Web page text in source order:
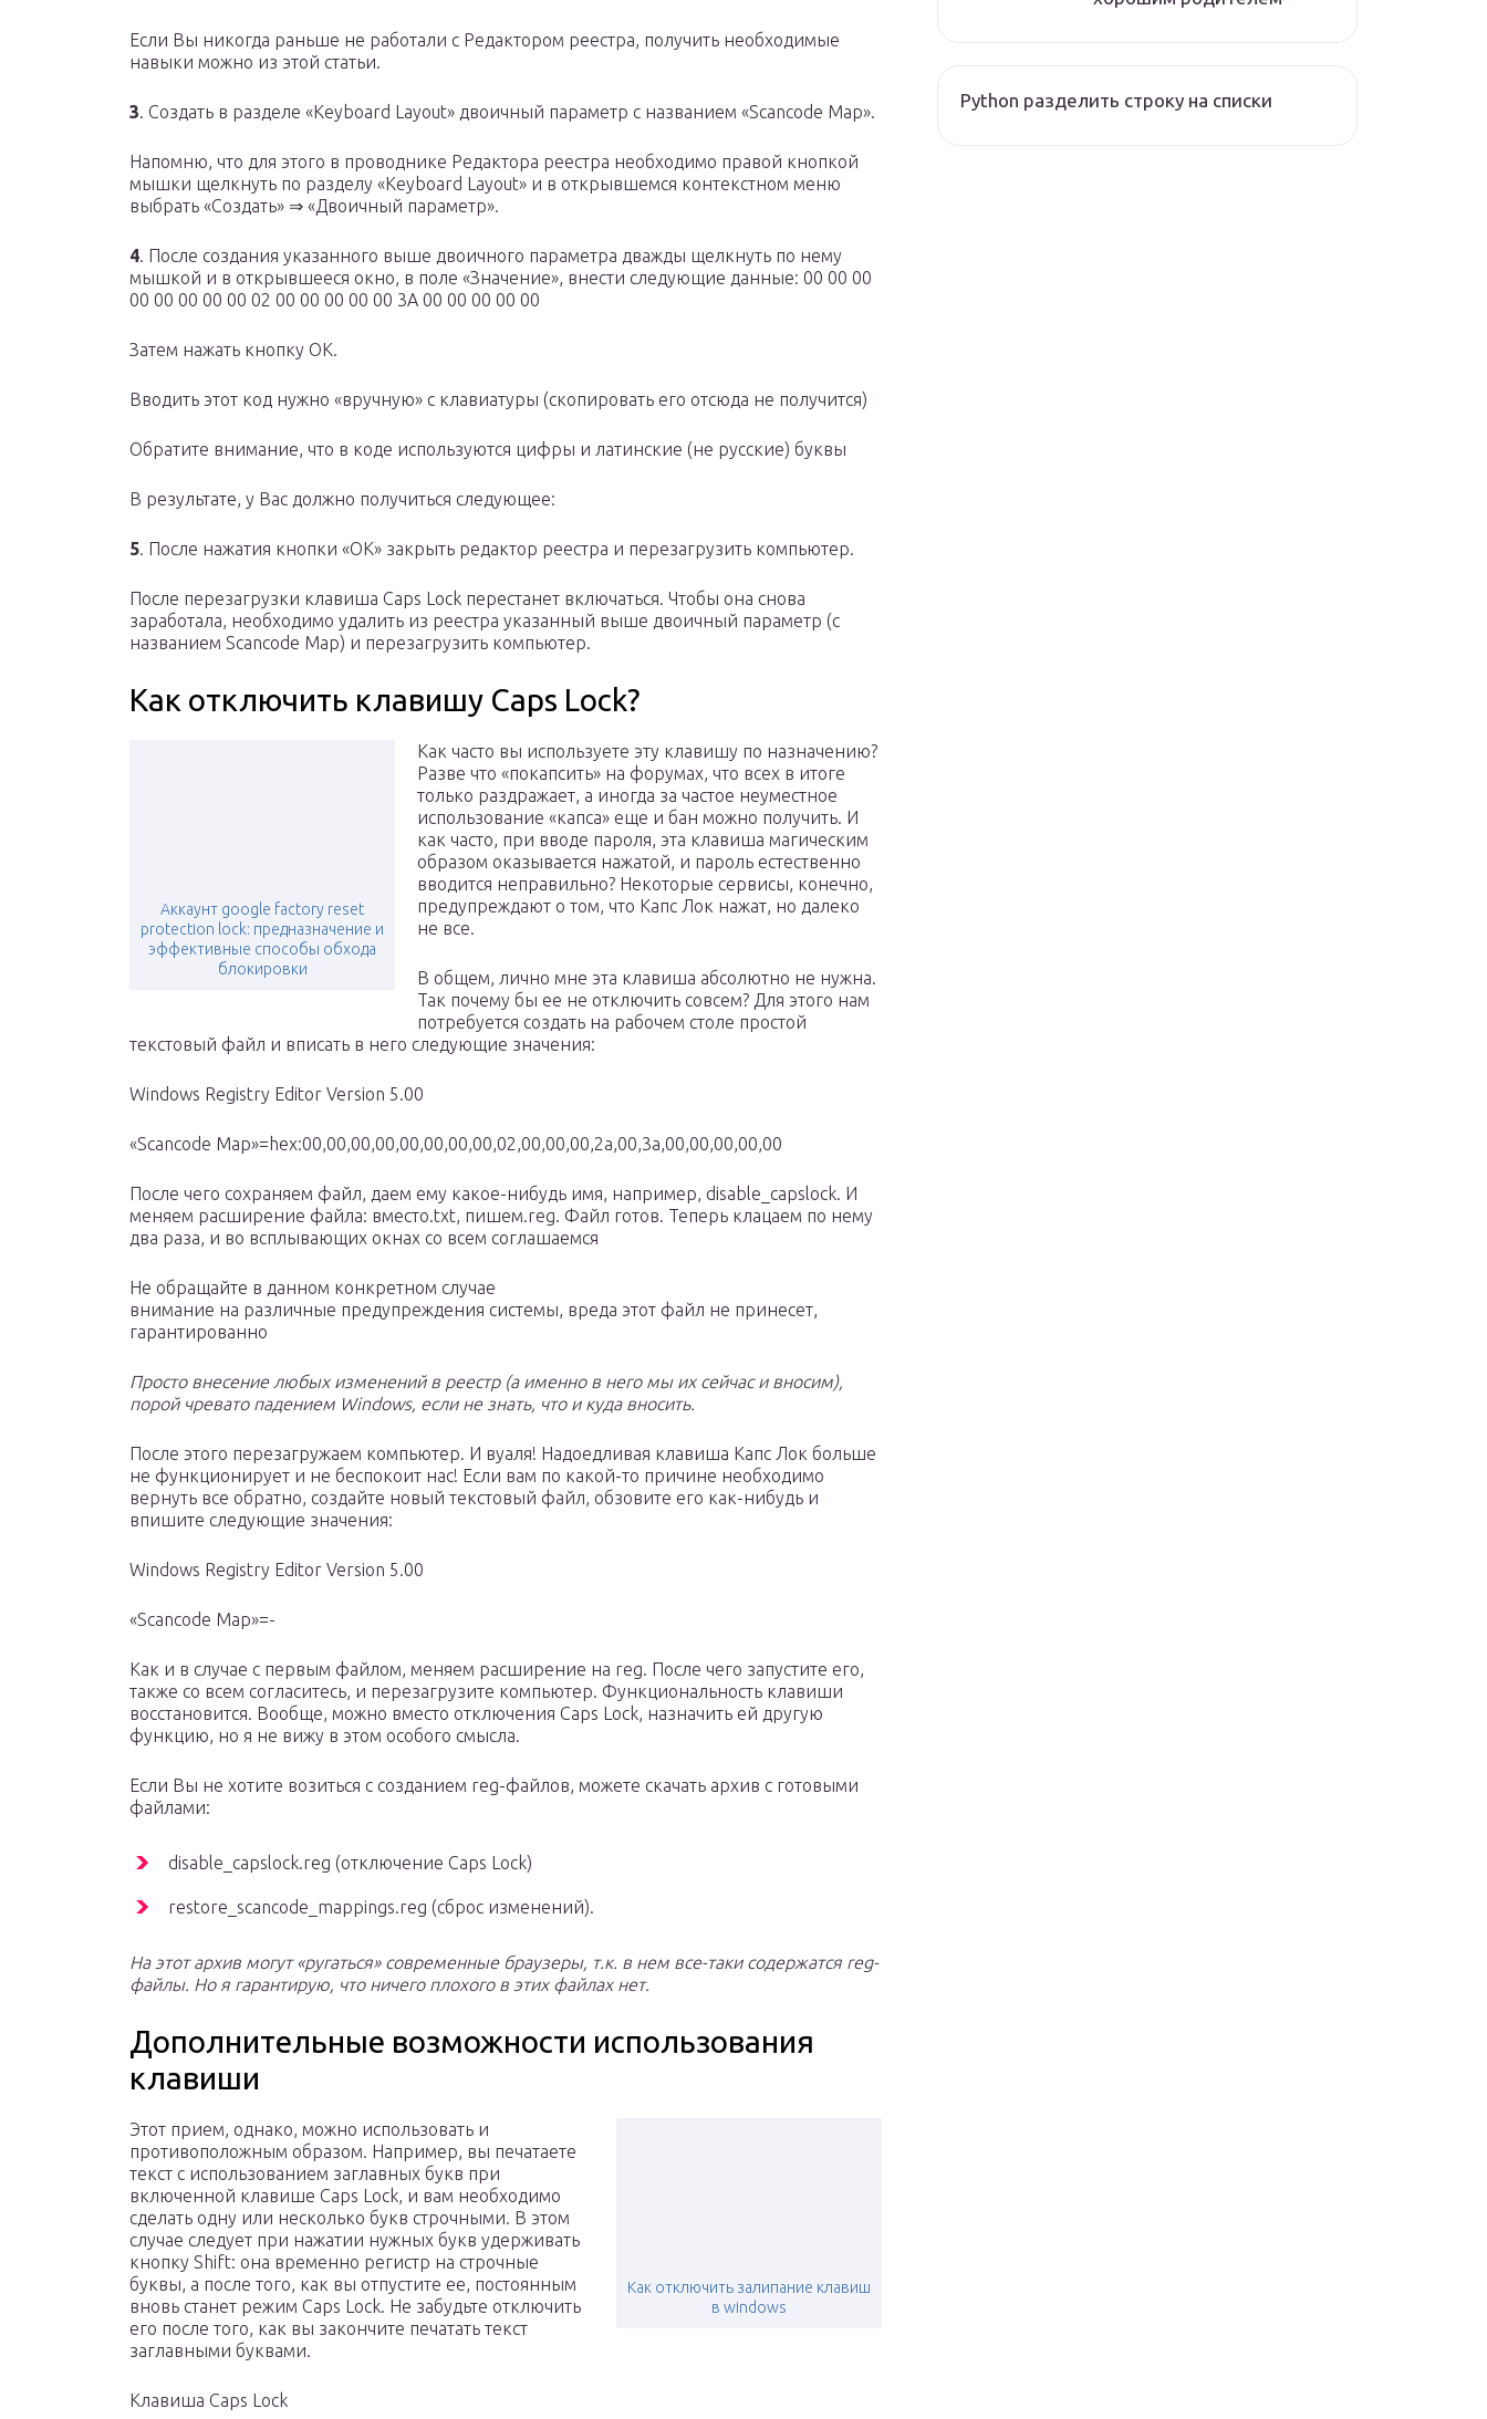
Если Вы никогда раньше не работали с Редактором реестра, получить необходимые
навыки можно из этой статьи.
3. Создать в разделе «Keyboard Layout» двоичный параметр с названием «Scancode Map».
Напомню, что для этого в проводнике Редактора реестра необходимо правой кнопкой
мышки щелкнуть по разделу «Keyboard Layout» и в открывшемся контекстном меню
выбрать «Создать» ⇒ «Двоичный параметр».
4. После создания указанного выше двоичного параметра дважды щелкнуть по нему
мышкой и в открывшееся окно, в поле «Значение», внести следующие данные: 00 00 00
00 00 00 00 00 02 00 00 00 00 00 3A 00 00 00 00 00
Затем нажать кнопку ОК.
Вводить этот код нужно «вручную» с клавиатуры (скопировать его отсюда не получится)
Обратите внимание, что в коде используются цифры и латинские (не русские) буквы
В результате, у Вас должно получиться следующее:
5. После нажатия кнопки «ОК» закрыть редактор реестра и перезагрузить компьютер.
После перезагрузки клавиша Caps Lock перестанет включаться. Чтобы она снова
заработала, необходимо удалить из реестра указанный выше двоичный параметр (с
названием Scancode Map) и перезагрузить компьютер.
Как отключить клавишу Caps Lock?
Аккаунт google factory reset
protection lock: предназначение и
эффективные способы обхода
блокировки
Как часто вы используете эту клавишу по назначению?
Разве что «покапсить» на форумах, что всех в итоге
только раздражает, а иногда за частое неуместное
использование «капса» еще и бан можно получить. И
как часто, при вводе пароля, эта клавиша магическим
образом оказывается нажатой, и пароль естественно
вводится неправильно? Некоторые сервисы, конечно,
предупреждают о том, что Капс Лок нажат, но далеко
не все.
В общем, лично мне эта клавиша абсолютно не нужна.
Так почему бы ее не отключить совсем? Для этого нам
потребуется создать на рабочем столе простой
текстовый файл и вписать в него следующие значения:
Windows Registry Editor Version 5.00
«Scancode Map»=hex:00,00,00,00,00,00,00,00,02,00,00,00,2a,00,3a,00,00,00,00,00
После чего сохраняем файл, даем ему какое-нибудь имя, например, disable_capslock. И
меняем расширение файла: вместо.txt, пишем.reg. Файл готов. Теперь клацаем по нему
два раза, и во всплывающих окнах со всем соглашаемся
Не обращайте в данном конкретном случае
внимание на различные предупреждения системы, вреда этот файл не принесет,
гарантированно
Просто внесение любых изменений в реестр (а именно в него мы их сейчас и вносим),
порой чревато падением Windows, если не знать, что и куда вносить.
После этого перезагружаем компьютер. И вуаля! Надоедливая клавиша Капс Лок больше
не функционирует и не беспокоит нас! Если вам по какой-то причине необходимо
вернуть все обратно, создайте новый текстовый файл, обзовите его как-нибудь и
впишите следующие значения:
Windows Registry Editor Version 5.00
«Scancode Map»=-
Как и в случае с первым файлом, меняем расширение на reg. После чего запустите его,
также со всем согласитесь, и перезагрузите компьютер. Функциональность клавиши
восстановится. Вообще, можно вместо отключения Caps Lock, назначить ей другую
функцию, но я не вижу в этом особого смысла.
Если Вы не хотите возиться с созданием reg-файлов, можете скачать архив с готовыми
файлами:
disable_capslock.reg (отключение Caps Lock)
restore_scancode_mappings.reg (сброс изменений).
На этот архив могут «ругаться» современные браузеры, т.к. в нем все-таки содержатся reg-
файлы. Но я гарантирую, что ничего плохого в этих файлах нет.
Дополнительные возможности использования
клавиши
Как отключить залипание клавиш
в windows
Этот прием, однако, можно использовать и
противоположным образом. Например, вы печатаете
текст с использованием заглавных букв при
включенной клавише Caps Lock, и вам необходимо
сделать одну или несколько букв строчными. В этом
случае следует при нажатии нужных букв удерживать
кнопку Shift: она временно регистр на строчные
буквы, а после того, как вы отпустите ее, постоянным
вновь станет режим Caps Lock. Не забудьте отключить
его после того, как вы закончите печатать текст
заглавными буквами.
Клавиша Caps Lock
Python разделить строку на списки